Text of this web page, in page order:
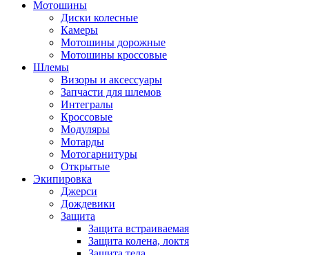
Мотошины
Диски колесные
Камеры
Мотошины дорожные
Мотошины кроссовые
Шлемы
Визоры и аксессуары
Запчасти для шлемов
Интегралы
Кроссовые
Модуляры
Мотарды
Мотогарнитуры
Открытые
Экипировка
Джерси
Дождевики
Защита
Защита встраиваемая
Защита колена, локтя